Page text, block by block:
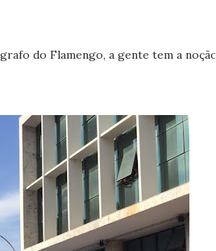
do Flamengo, a gente tem a noção